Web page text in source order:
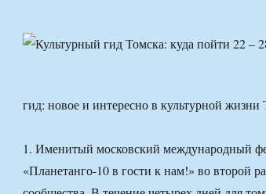
гид: новое и интересно в культурной жизни
1. Именитый московский международный
«Планетанго-10 в гости к нам!» во второй